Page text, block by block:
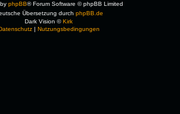
phpBB® Forum Software © phpBB Limited
Übersetzung durch phpBB.de
Dark Vision ©Kirk
| Nutzungsbedingungen